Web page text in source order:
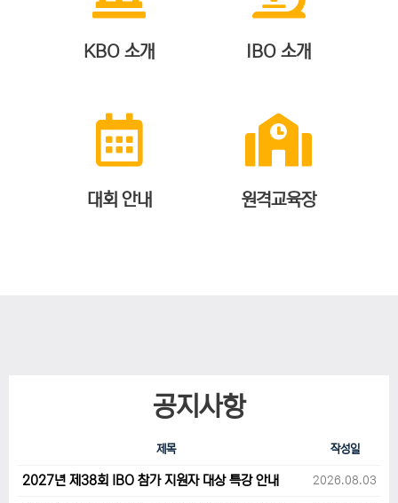
KBO 소개 IBO 소개
대회 안내 원격교육장
공지사항
제목 작성일
2027년 제38회 IBO 참가 지원자 대상 특강 안내 2026.08.03